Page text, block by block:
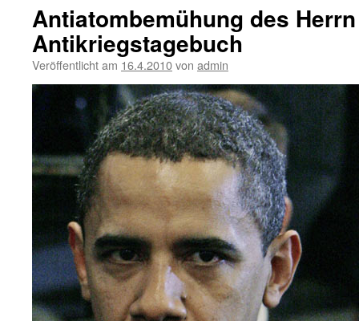
Antiatombemühung des
Antikriegstagebuch
Veröffentlicht am 16.4.2010von admin